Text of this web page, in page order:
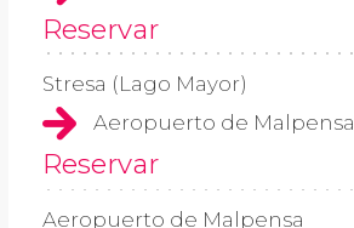
Reservar
Stresa (Lago Mayor)
Aeropuerto de Malpensa
Reservar
Aeropuerto de Malpensa